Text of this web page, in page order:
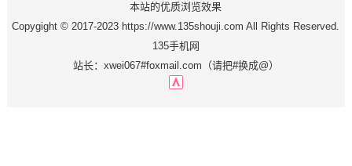
本站的优质浏览效果
Copygight © 2017-2023 https://www.135shouji.com All Rights Reserved.
135手机网
站长：xwei067#foxmail.com（请把#换成@）